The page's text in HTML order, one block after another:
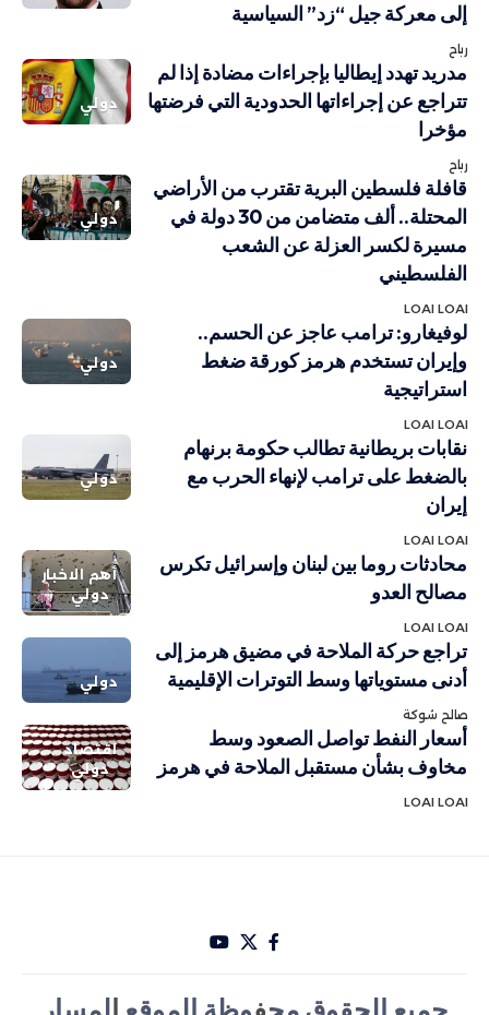
إلى معركة جيل “زد” السياسية
رباح
دولي
مدريد تهدد إيطاليا بإجراءات مضادة إذا لم
تتراجع عن إجراءاتها الحدودية التي فرضتها
مؤخرا
رباح
دولي
قافلة فلسطين البرية تقترب من الأراضي
المحتلة.. ألف متضامن من 30 دولة في
مسيرة لكسر العزلة عن الشعب
الفلسطيني
LOAI LOAI
دولي
لوفيغارو: ترامب عاجز عن الحسم..
وإيران تستخدم هرمز كورقة ضغط
استراتيجية
LOAI LOAI
دولي
نقابات بريطانية تطالب حكومة برنهام
بالضغط على ترامب لإنهاء الحرب مع
إيران
LOAI LOAI
أهم الاخبار
دولي
محادثات روما بين لبنان وإسرائيل تكرس
مصالح العدو
LOAI LOAI
دولي
تراجع حركة الملاحة في مضيق هرمز إلى
أدنى مستوياتها وسط التوترات الإقليمية
صالح شوكة
اقتصاد
دولي
أسعار النفط تواصل الصعود وسط
مخاوف بشأن مستقبل الملاحة في هرمز
LOAI LOAI